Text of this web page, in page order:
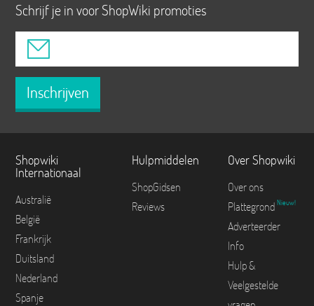
Schrijf je in voor ShopWiki promoties
Inschrijven
Shopwiki
Internationaal
Australië
België
Frankrijk
Duitsland
Nederland
Spanje
Hulpmiddelen
ShopGidsen
Reviews
Over Shopwiki
Over ons
Plattegrond Nieuw!
Adverteerder
Info
Hulp &
Veelgestelde